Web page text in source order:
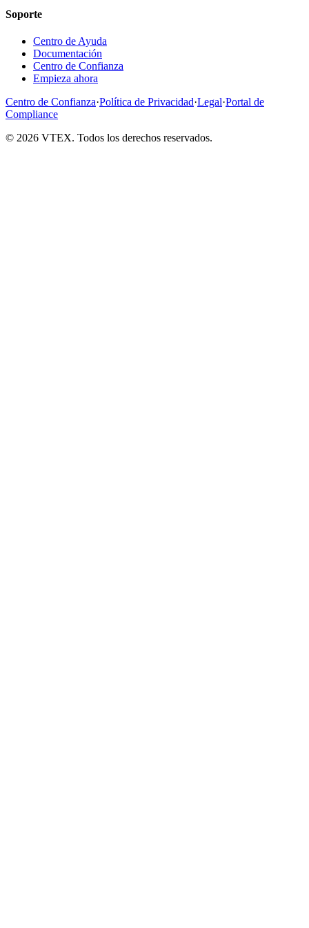
Soporte
Centro de Ayuda
Documentación
Centro de Confianza
Empieza ahora
Centro de Confianza·Política de Privacidad·Legal·Portal de
Compliance
© 2026 VTEX. Todos los derechos reservados.